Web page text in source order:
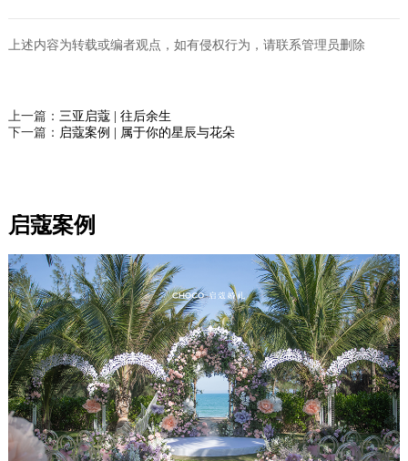
上述内容为转载或编者观点，如有侵权行为，请联系管理员删除
上一篇： 三亚启蔻 | 往后余生
下一篇： 启蔻案例 | 属于你的星辰与花朵
启蔻案例